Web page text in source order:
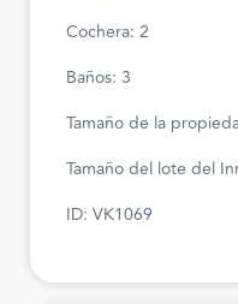
Cochera: 2
Baños: 3
Tamaño de la
Tamaño del lote del
ID: VK1069